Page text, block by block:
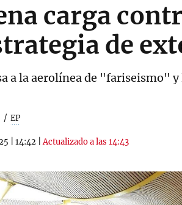
carga
de
a la aerolínea de "fariseismo"
EP
14:42 |Actualizado a las 14:43